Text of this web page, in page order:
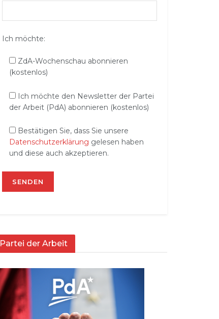
Ich möchte:
ZdA-Wochenschau abonnieren
(kostenlos)
Ich möchte den Newsletter der Partei
der Arbeit (PdA) abonnieren (kostenlos)
Bestätigen Sie, dass Sie unsere
Datenschutzerklärung gelesen haben
und diese auch akzeptieren.
Partei der Arbeit